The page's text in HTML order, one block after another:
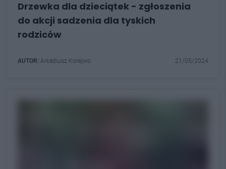
Drzewka dla dzieciątek - zgłoszenia
do akcji sadzenia dla tyskich
rodziców
AUTOR: Arkadiusz Korejwo 21/05/2024